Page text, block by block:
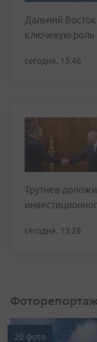
Дальний
ключевую роль
сегодня, 13:46
Трутнев
сегодня, 13:28
20 фото